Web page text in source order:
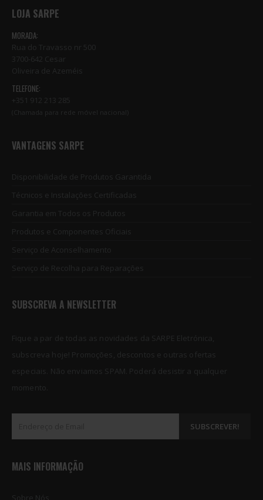
LOJA SARPE
MORADA:
Rua do Travasso nr 500
3700-642 Cesar
Oliveira de Azeméis
TELEFONE:
+351 912 213 285
(Chamada para rede móvel nacional)
VANTAGENS SARPE
Disponibilidade de Produtos Garantida
Técnicos e Instalações Certificadas
Garantia em Todos os Produtos
Produtos e Componentes Oficiais
Serviço de Aconselhamento
Serviço de Recolha para Reparações
SUBSCREVA A NEWSLETTER
Fique a par de todas as novidades da SARPE Eletrónica,
subscreva hoje! Promoções, descontos e outras ofertas
especiais. Não enviamos SPAM. Poderá desistir a qualquer
momento.
MAIS INFORMAÇÃO
Sobre Nós